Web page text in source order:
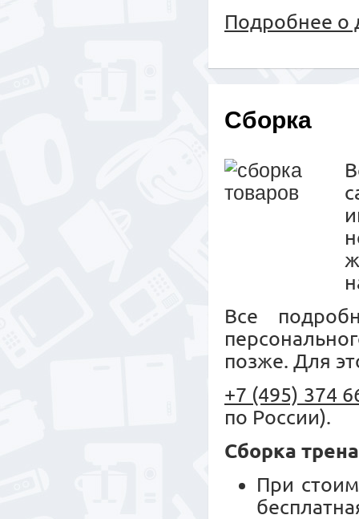
Подробнее о
Сборка
Все
позже. Для
+7 (495) 374
по России).
Сборка
При